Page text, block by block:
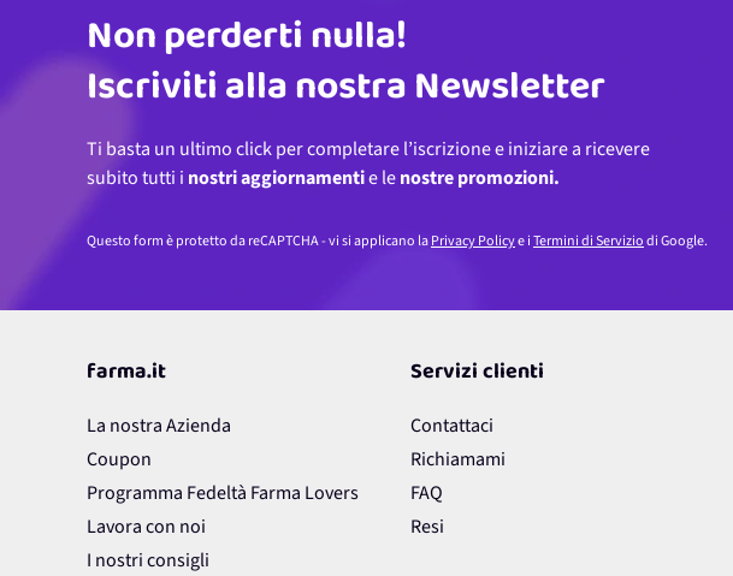
Indirizzo email
Non perderti nulla!
Iscriviti alla nostra Newsletter
Ti basta un ultimo click per completare l’iscrizione e iniziare a ricevere
subito tutti i nostri aggiornamentie lenostre promozioni.
Questo form è protetto da reCAPTCHA - vi si applicano laPrivacy Policye iTermini di Serviziodi Google.
farma.it
La nostra Azienda
Coupon
Programma Fedeltà Farma Lovers
Lavora con noi
I nostri consigli
Servizi clienti
Contattaci
Richiamami
FAQ
Resi